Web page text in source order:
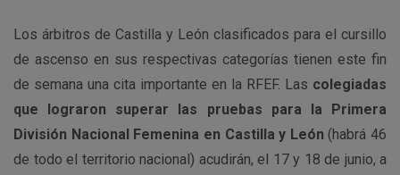
Los árbitros de Castilla y León clasificados para el cursillo
de ascenso en sus respectivas categorías tienen este fin
de semana una cita importante en la RFEF. Las colegiadas
que lograron superar las pruebas para la Primera
División Nacional Femenina en Castilla y León (habrá 46
de todo el territorio nacional) acudirán, el 17 y 18 de junio, a